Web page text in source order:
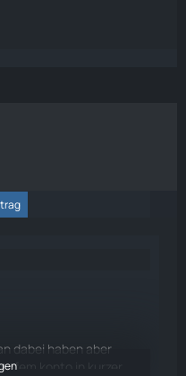
dabei haben aber
konto in kurzer